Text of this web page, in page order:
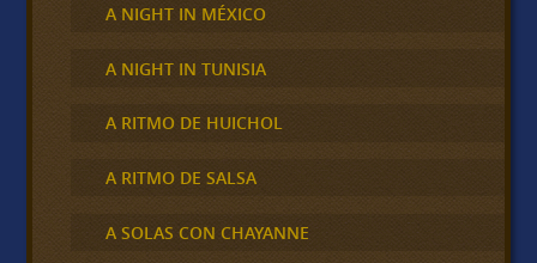
A NIGHT IN MÉXICO
A NIGHT IN TUNISIA
A RITMO DE HUICHOL
A RITMO DE SALSA
A SOLAS CON CHAYANNE